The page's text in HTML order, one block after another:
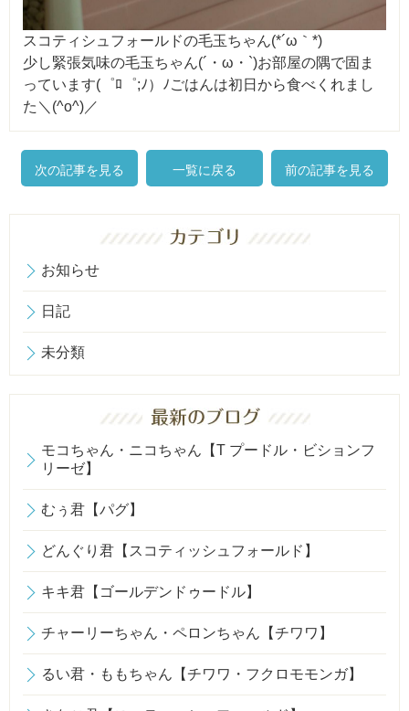
スコティシュフォールドの毛玉ちゃん(*´ω｀*)
少し緊張気味の毛玉ちゃん(´・ω・`)お部屋の隅で固ま
っています(゜ﾛ゜;ﾉ）ﾉごはんは初日から食べくれまし
た＼(^o^)／
次の記事を見る 一覧に戻る 前の記事を見る
お知らせ
日記
未分類
モコちゃん・ニコちゃん【T プードル・ビションフ
リーゼ】
むぅ君【パグ】
どんぐり君【スコティッシュフォールド】
キキ君【ゴールデンドゥードル】
チャーリーちゃん・ペロンちゃん【チワワ】
るい君・ももちゃん【チワワ・フクロモモンガ】